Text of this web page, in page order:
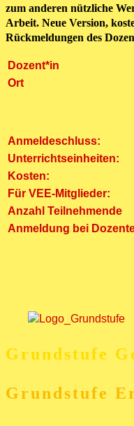
zum anderen nützliche
Arbeit. Neue Version,
Rückmeldungen des
Dozent*in
Ort
Anmeldeschluss:
Unterrichtseinheiten:
Kosten:
Für VEE-Mitglieder:
Anzahl Teilnehmende
Anmeldung bei
Grundstufe
Grundstufe